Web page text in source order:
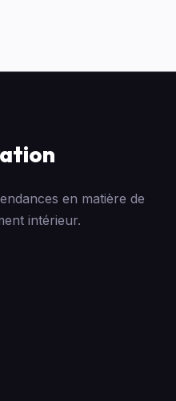
en matière de
intérieur.